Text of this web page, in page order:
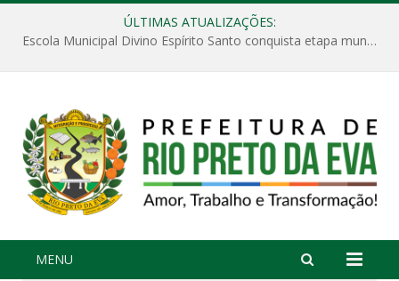
ÚLTIMAS ATUALIZAÇÕES:
Escola Municipal Divino Espírito Santo conquista etapa municipal da V Feira Amazonense de Matemática
MENU